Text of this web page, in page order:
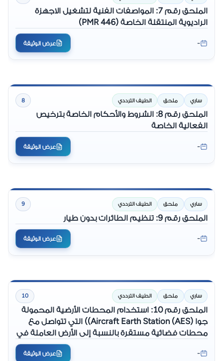
الملحق رقم 7: المواصفات الفنية لتشغيل الاجهزة
الراديوية المنتقلة الخاصة (PMR 446)
- عرض الوثيقة
ساري ملحق الطيف الترددي 8
الملحق رقم 8: الشروط والأحكام الخاصة بترخيص
الفعالية الخاصة
- عرض الوثيقة
ساري ملحق الطيف الترددي 9
الملحق رقم 9: تنظيم الطائرات بدون طيار
- عرض الوثيقة
ساري ملحق الطيف الترددي 10
الملحق رقم 10: استخدام المحطات الأرضية المحمولة
جوا (Aircraft Earth Station (AES)) التي تتواصل مع
محطات فضائية مستقرة بالنسبة إلى الأرض العاملة في
النطاقات الترددية (١٠,٧٠ - ١١,٧٠) جيجاهيرتز و (١٢,٥٠- ١٢,٧٥)
جيجاهيرتز و (١٤,٠٠- ١٤,٥٠) جيجاهيرتز
- عرض الوثيقة